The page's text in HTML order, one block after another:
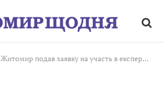
Житомир подав заявку на участь в експериментальному проєкті зі створення фонду муніципального орендного житла